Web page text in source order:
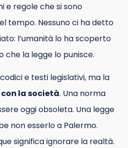
e regole che si sono
tempo. Nessuno ci ha detto
l’umanità lo ha scoperto
che la legge lo punisce.
e testi legislativi, ma la
la società. Una norma
oggi obsoleta. Una legge
non esserlo a Palermo.
significa ignorare la realtà.